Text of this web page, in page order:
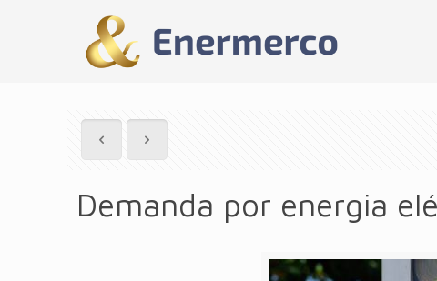
Demanda por energia